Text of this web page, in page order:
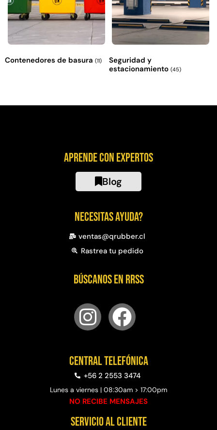
Contenedores de basura (11)
Seguridad y
estacionamiento (45)
Aprende con expertos
Blog
Necesitas ayuda?
ventas@qrubber.cl
Rastrea tu pedido
Búscanos en RRSS
Central telefónica
+56 2 2553 3474
Lunes a viernes | 08:30am > 17:00pm
NO RECIBE MENSAJES
Servicio al cliente